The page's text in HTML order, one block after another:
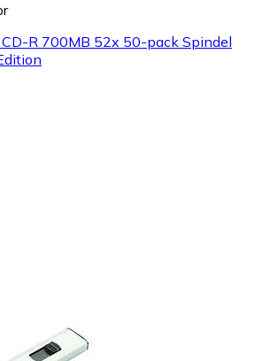
R 700MB 52x 50-pack Spindel